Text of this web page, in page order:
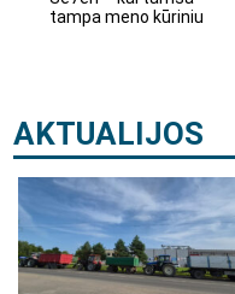
tampa meno kūriniu
AKTUALIJOS